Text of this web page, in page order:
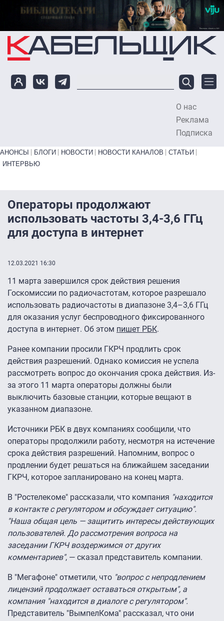
Перейти к основному содержанию
О нас
Реклама
Подписка
Primary links bottom
АНОНСЫ БЛОГИ НОВОСТИ НОВОСТИ КАНАЛОВ
СТАТЬИ
ИНТЕРВЬЮ
Операторы продолжают
использовать частоты 3,4-3,6 ГГц
для доступа в интернет
12.03.2021 16:30
11 марта завершился срок действия решения
Госкомиссии по радиочастотам, которое разрешало
использовать радиочастоты в диапазоне 3,4–3,6 ГГц
для оказания услуг беспроводного фиксированного
доступа в интернет. Об этом пишет РБК.
Ранее компании просили ГКРЧ продлить срок
действия разрешений. Однако комиссия не успела
рассмотреть вопрос до окончания срока действия. Из-
за этого 11 марта операторы должны были
выключить базовые станции, которые вещают в
указанном диапазоне.
Источники РБК в двух компаниях сообщили, что
операторы продолжили работу, несмотря на истечение
срока действия разрешений. Напомним, вопрос о
продлении будет решаться на ближайшем заседании
ГКРЧ, которое запланировано на конец марта.
В "Ростелекоме" рассказали, что компания "находится
в контакте с регулятором и обсуждает ситуацию".
"Наша общая цель — защитить интересы действующих
пользователей. До рассмотрения вопроса на
заседании ГКРЧ воздержимся от других
комментариев", — сказал представитель компании.
В "Мегафоне" отметили, что "вопрос с непродлением
лицензий продолжает оставаться открытым", а
компания "находится в диалоге с регулятором".
Представитель "ВымпелКома" рассказал, что они